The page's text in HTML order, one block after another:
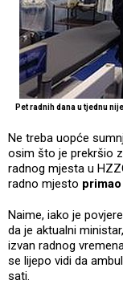
Pet radnih dana u tjednu
Ne treba uopće
osim što je prekršio
radnog mjesta u
radno mjesto
Naime, iako je
da je aktualni
izvan radnog
se lijepo vidi da
sati.